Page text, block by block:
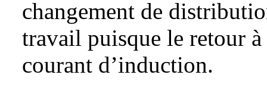
changement de
travail puisque le retour
courant d’induction.